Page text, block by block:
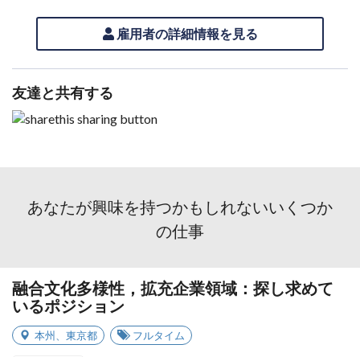
雇用者の詳細情報を見る
友達と共有する
あなたが興味を持つかもしれないいくつか
の仕事
融合文化多様性，拡充企業領域：探し求めて
いるポジション
本州 東京都 フルタイム